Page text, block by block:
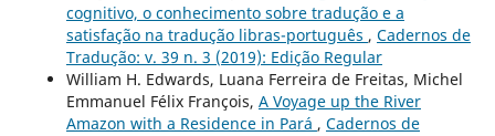
cognitivo, o conhecimento sobre tradução e a
satisfação na tradução libras-português , Cadernos de
Tradução: v. 39 n. 3 (2019): Edição Regular
William H. Edwards, Luana Ferreira de Freitas, Michel
Emmanuel Félix François, A Voyage up the River
Amazon with a Residence in Pará , Cadernos de